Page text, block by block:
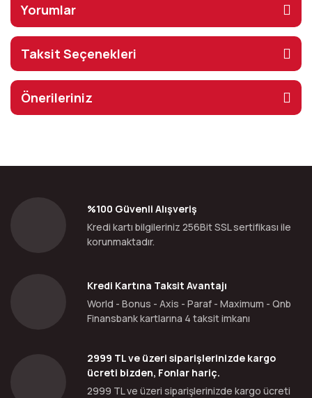
Yorumlar
Taksit Seçenekleri
Önerileriniz
%100 Güvenli Alışveriş
Kredi kartı bilgileriniz 256Bit SSL sertifikası ile
korunmaktadır.
Kredi Kartına Taksit Avantajı
World - Bonus - Axis - Paraf - Maximum - Qnb
Finansbank kartlarına 4 taksit imkanı
2999 TL ve üzeri siparişlerinizde kargo
ücreti bizden, Fonlar hariç.
2999 TL ve üzeri siparişlerinizde kargo ücreti